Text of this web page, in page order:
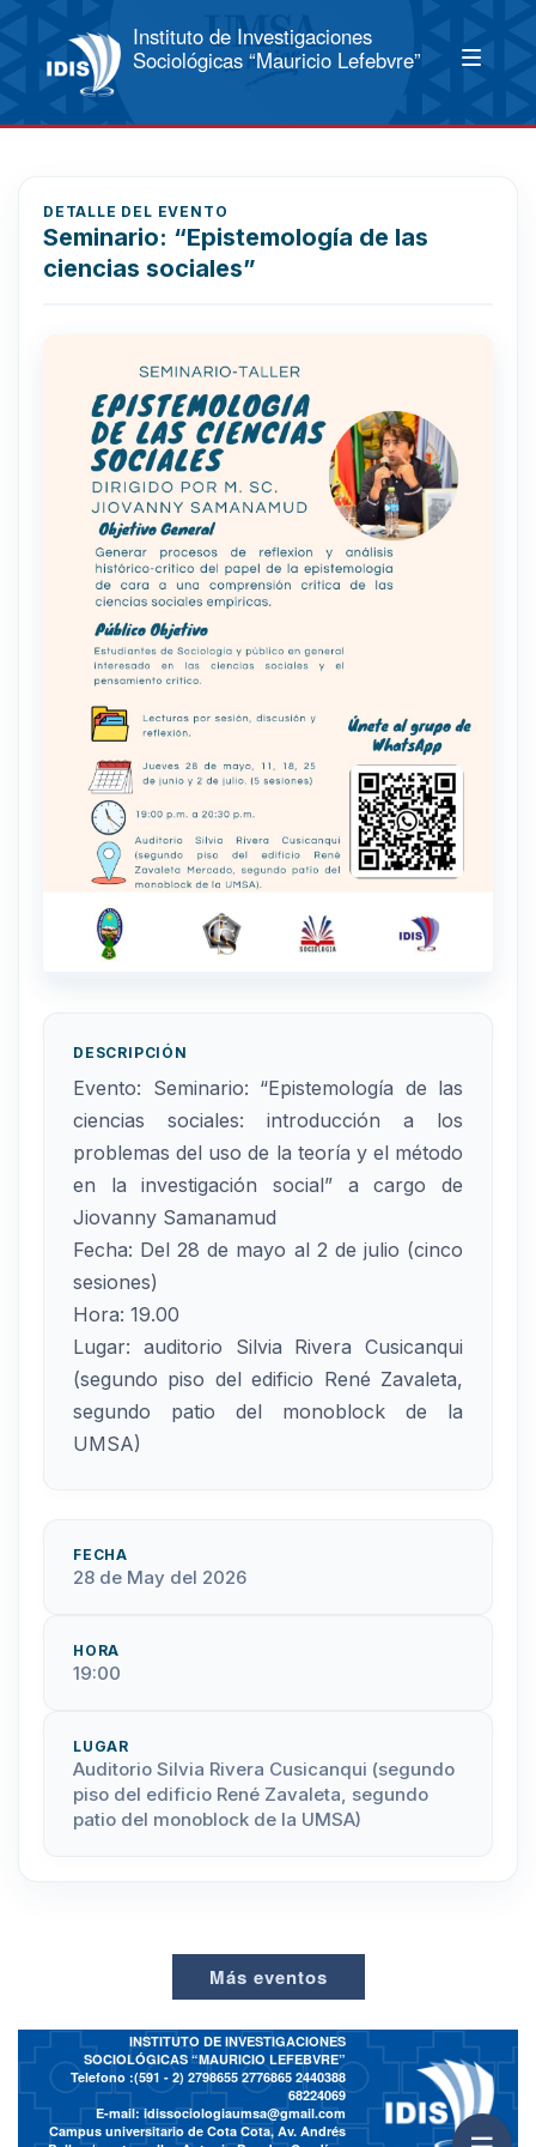
Instituto de Investigaciones
Sociológicas “Mauricio Lefebvre”
DETALLE DEL EVENTO
Seminario: “Epistemología de las
ciencias sociales”
DESCRIPCIÓN
Evento: Seminario: “Epistemología de las
ciencias sociales: introducción a los
problemas del uso de la teoría y el método
en la investigación social” a cargo de
Jiovanny Samanamud
Fecha: Del 28 de mayo al 2 de julio (cinco
sesiones)
Hora: 19.00
Lugar: auditorio Silvia Rivera Cusicanqui
(segundo piso del edificio René Zavaleta,
segundo patio del monoblock de la
UMSA)
FECHA
28 de May del 2026
HORA
19:00
LUGAR
Auditorio Silvia Rivera Cusicanqui (segundo
piso del edificio René Zavaleta, segundo
patio del monoblock de la UMSA)
Más eventos
INSTITUTO DE INVESTIGACIONES
SOCIOLÓGICAS “MAURICIO LEFEBVRE”
Telefono :(591 - 2) 2798655 2776865 2440388
68224069
E-mail:idissociologiaumsa@gmail.com
Campus universitario de Cota Cota, Av. Andrés